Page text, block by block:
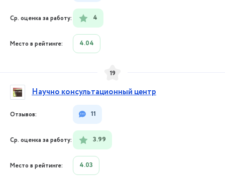
4
4.04
19
Научно консультационный центр
11
3.99
4.03